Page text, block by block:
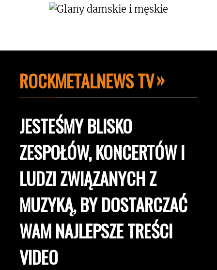
ROCKMETALNEWS TV
JESTEŚMY BLISKO
ZESPOŁÓW, KONCERTÓW I
LUDZI ZWIĄZANYCH Z
MUZYKĄ, BY DOSTARCZAĆ
WAM NAJLEPSZE TREŚCI
VIDEO